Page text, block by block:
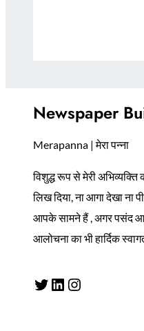
Newspaper
Merapanna | मेरा पन्ना
विशुद्ध रूप से मेरी
लिख दिया, ना आगा देखा ना
आपके सामने हैं , अगर पसंद आए
आलोचना का भी हार्दिक
Twitter LinkedIn Instagram